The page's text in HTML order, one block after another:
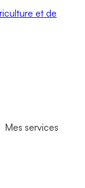
et de
Mes services